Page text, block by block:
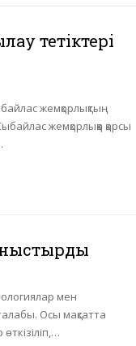
тетіктері
жемқорлықтың
жемқорлыққа қарсы
мен
Осы мақсатта